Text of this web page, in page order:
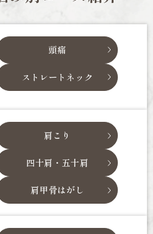
頭痛
ストレートネック
肩こり
四十肩・五十肩
肩甲骨はがし